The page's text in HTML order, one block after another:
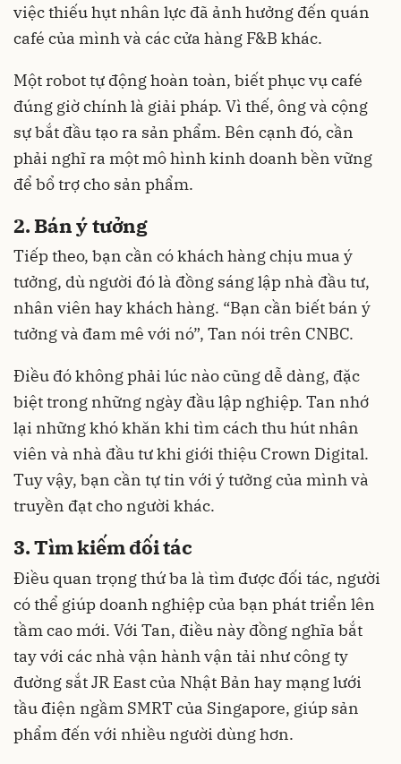
việc thiếu hụt nhân lực đã ảnh hưởng đến quán
café của mình và các cửa hàng F&B khác.
Một robot tự động hoàn toàn, biết phục vụ café
đúng giờ chính là giải pháp. Vì thế, ông và cộng
sự bắt đầu tạo ra sản phẩm. Bên cạnh đó, cần
phải nghĩ ra một mô hình kinh doanh bền vững
để bổ trợ cho sản phẩm.
2. Bán ý tưởng
Tiếp theo, bạn cần có khách hàng chịu mua ý
tưởng, dù người đó là đồng sáng lập nhà đầu tư,
nhân viên hay khách hàng. “Bạn cần biết bán ý
tưởng và đam mê với nó”, Tan nói trên CNBC.
Điều đó không phải lúc nào cũng dễ dàng, đặc
biệt trong những ngày đầu lập nghiệp. Tan nhớ
lại những khó khăn khi tìm cách thu hút nhân
viên và nhà đầu tư khi giới thiệu Crown Digital.
Tuy vậy, bạn cần tự tin với ý tưởng của mình và
truyền đạt cho người khác.
3. Tìm kiếm đối tác
Điều quan trọng thứ ba là tìm được đối tác, người
có thể giúp doanh nghiệp của bạn phát triển lên
tầm cao mới. Với Tan, điều này đồng nghĩa bắt
tay với các nhà vận hành vận tải như công ty
đường sắt JR East của Nhật Bản hay mạng lưới
tầu điện ngầm SMRT của Singapore, giúp sản
phẩm đến với nhiều người dùng hơn.